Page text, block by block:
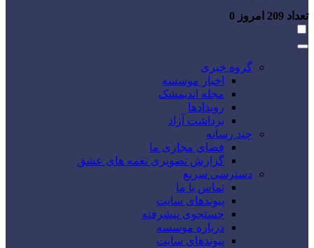
تعداد امروز 0
گروه خبری
اخبار موسسه
مجله اندیمشک
رویدادها
برداشت آزاد
چند رسانه
فضای مجازی ما
گزارش تصویری نغمه های عشق
دسترسی سریع
تماس با ما
پیوندهای سایت
جستجوی پیشرفته
درباره موسسه
پیوندهای سایت